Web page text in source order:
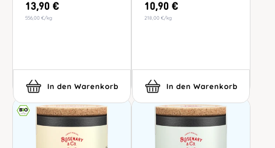
13,90 €
556,00 €/kg
In den Warenkorb
10,90 €
218,00 €/kg
In den Warenkorb